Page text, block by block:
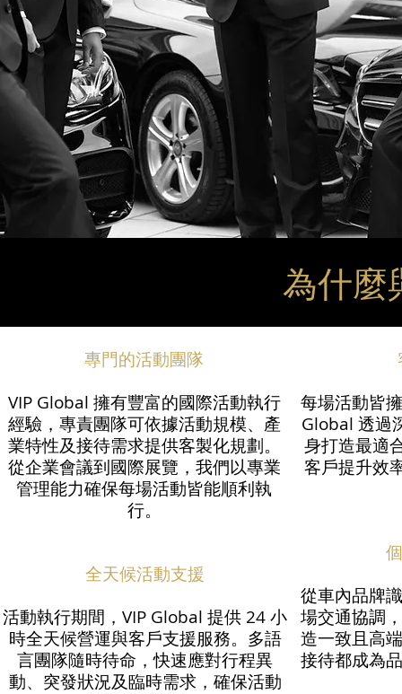
為什麼
專門的活動團隊
VIP Global 擁有豐富的國際活動執行
經驗，專責團隊可依據活動規模、產
業特性及接待需求提供客製化規劃。
從企業會議到國際展覽，我們以專業
管理能力確保每場活動皆能順利執
行。
全天候活動支援
活動執行期間，VIP Global 提供 24 小
時全天候營運與客戶支援服務。多語
言團隊隨時待命，快速應對行程異
動、突發狀況及臨時需求，確保活動
每場活動皆
Global 透過
身打造最適
客戶提升效
從車內品牌
場交通協調
造一致且高
接待都成為